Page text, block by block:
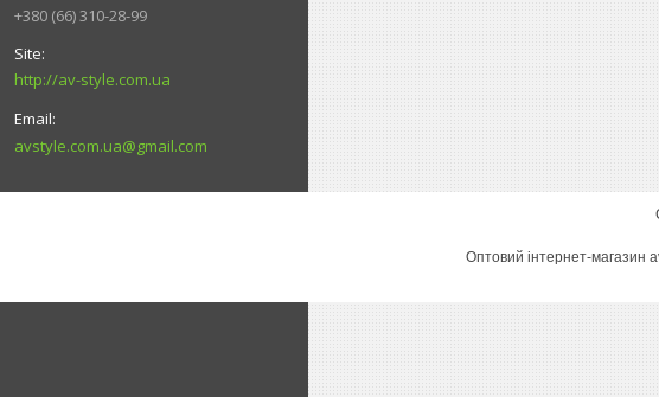
+380 (66) 310-28-99
http://av-style.com.ua
avstyle.com.ua@gmail.com